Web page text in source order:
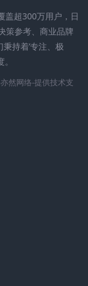
盖超300万用户，日
策参考、商业品牌
持着’专注、极
亦然网络-提供技术支